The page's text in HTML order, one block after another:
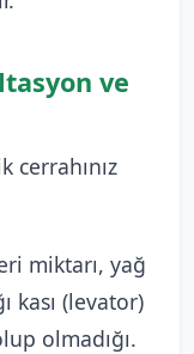
ve
cerrahınız
miktarı, yağ
kası (levator)
olmadığı.